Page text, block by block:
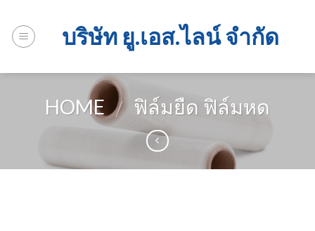
content
บริษัท ยู.เอส.ไลน์ จำกัด
HOME / ฟิล์มยืด ฟิล์มหด